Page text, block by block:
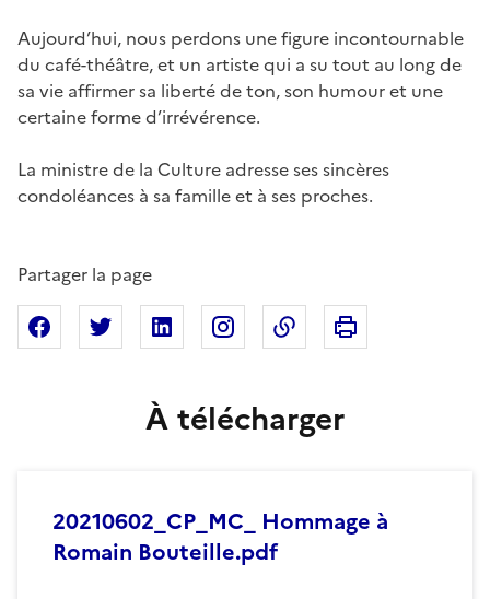
Aujourd’hui, nous perdons une figure incontournable
du café-théâtre, et un artiste qui a su tout au long de
sa vie affirmer sa liberté de ton, son humour et une
certaine forme d’irrévérence.
La ministre de la Culture adresse ses sincères
condoléances à sa famille et à ses proches.
Partager la page
Partager sur Facebook
Partager sur XPartager sur Linkedin
Partager sur Instagram
Copier dans le
Imprimer cette
À télécharger
20210602_CP_MC_ Hommage à
Romain Bouteille.pdf